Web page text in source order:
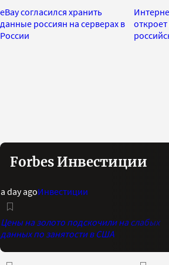
eBay согласился хранить
данные россиян на серверах в
России
Forbes Инвестиции
a day agoИнвестиции
Цены на золото подскочили на слабых
данных по занятости в США